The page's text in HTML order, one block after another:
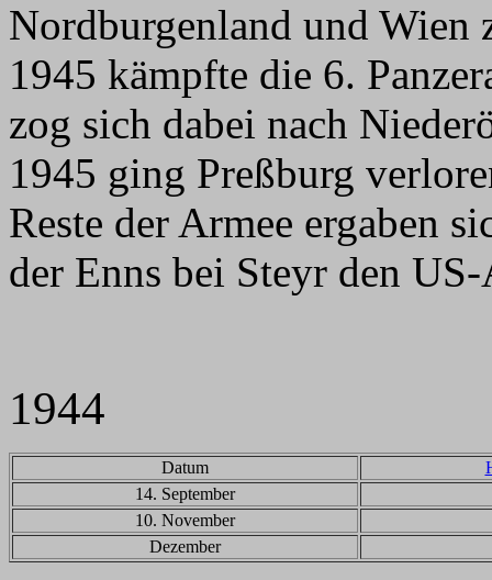
Nordburgenland und Wien
1945 kämpfte die 6.
zog sich dabei nach
1945 ging Preßburg
Reste der Armee ergaben
der Enns bei Steyr den
1944
Datum
14. September
10. November
Dezember